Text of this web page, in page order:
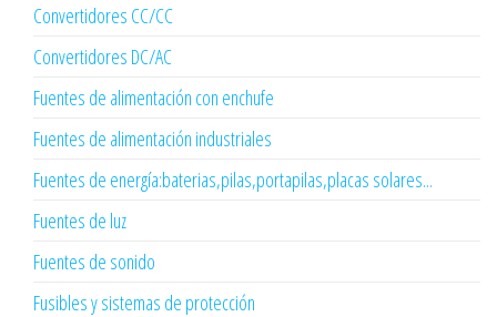
Convertidores CC/CC
Convertidores DC/AC
Fuentes de alimentación con enchufe
Fuentes de alimentación industriales
Fuentes de energía:baterias,pilas,portapilas,placas solares...
Fuentes de luz
Fuentes de sonido
Fusibles y sistemas de protección